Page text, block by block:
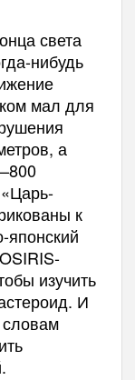
света
нибудь
мал для
а
к
японский
изучить
И
словам